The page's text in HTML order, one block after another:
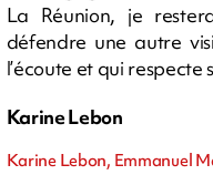
La Réunion, je
défendre une autre
l’écoute et qui respecte
Karine Lebon
Karine Lebon, Emmanuel